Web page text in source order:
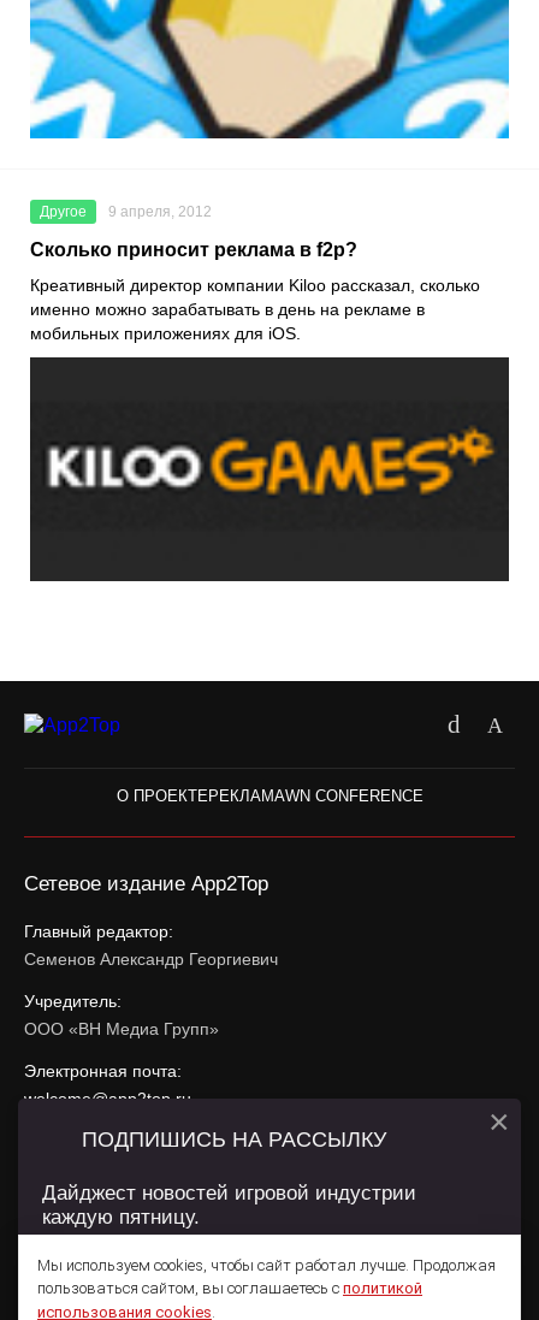
Другое 9 апреля, 2012
Сколько приносит реклама в f2p?
Креативный директор компании Kiloo рассказал, сколько
именно можно зарабатывать в день на рекламе в
мобильных приложениях для iOS.
О ПРОЕКТЕРЕКЛАМАWN CONFERENCE
Сетевое издание App2Top
Главный редактор:
Семенов Александр Георгиевич
Учредитель:
ООО «ВН Медиа Групп»
Электронная почта:
welcome@app2top.ru
При использовании материалов активная ссылка на
Сайт использует IP адреса, cookie, данные геолокации
использования содержатся вПолитике конфиденциальностии
Пользовательском соглашении .
Мы используем cookies, чтобы сайт работал лучше. Продолжая
пользоваться сайтом, вы соглашаетесь с политикой
использования cookies.
ПОДПИШИСЬ НА РАССЫЛКУ
Дайджест новостей игровой индустрии
каждую пятницу.
×